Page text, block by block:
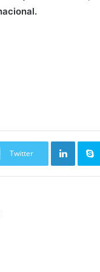
Twitter
Linkedin